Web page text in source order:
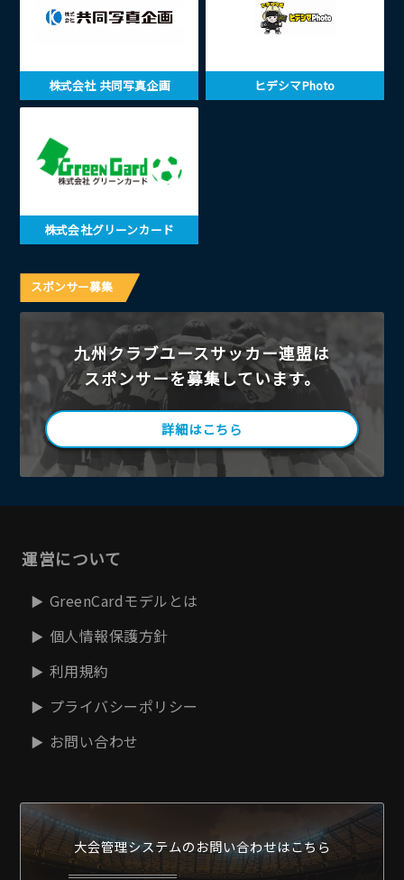
株式会社 共同写真企画 ヒデシマPhoto
株式会社グリーンカード
スポンサー募集
九州クラブユースサッカー連盟は
スポンサーを募集しています。
詳細はこちら
運営について
GreenCardモデルとは
個人情報保護方針
利用規約
プライバシーポリシー
お問い合わせ
大会管理システムのお問い合わせはこちら